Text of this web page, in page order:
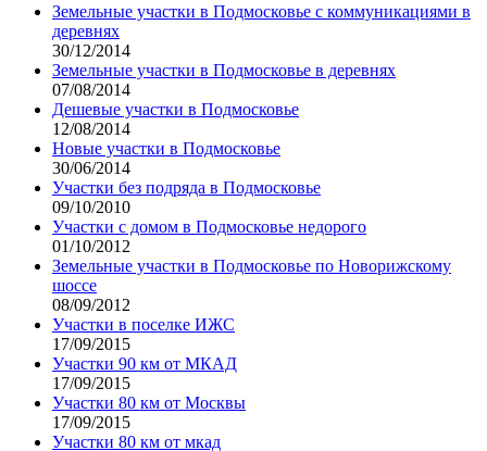
Земельные участки в Подмосковье с коммуникациями в
деревнях
30/12/2014
Земельные участки в Подмосковье в деревнях
07/08/2014
Дешевые участки в Подмосковье
12/08/2014
Новые участки в Подмосковье
30/06/2014
Участки без подряда в Подмосковье
09/10/2010
Участки с домом в Подмосковье недорого
01/10/2012
Земельные участки в Подмосковье по Новорижскому
шоссе
08/09/2012
Участки в поселке ИЖС
17/09/2015
Участки 90 км от МКАД
17/09/2015
Участки 80 км от Москвы
17/09/2015
Участки 80 км от мкад